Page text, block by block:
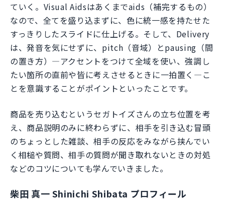
ていく。Visual Aidsはあくまでaids（補完するもの）
なので、全てを盛り込まずに、色に統一感を持たせた
すっきりしたスライドに仕上げる。そして、Delivery
は、発音を気にせずに、pitch（音域）とpausing（間
の置き方）―アクセントをつけて全域を使い、強調し
たい箇所の直前や皆に考えさせるときに一拍置く―こ
とを意識することがポイントといったことです。
商品を売り込むというセガトイズさんの立ち位置を考
え、商品説明のみに終わらずに、相手を引き込む冒頭
のちょっとした雑談、相手の反応をみながら挟んでい
く相槌や質問、相手の質問が聞き取れないときの対処
などのコツについても学んでいきました。
柴田 真一 Shinichi Shibata プロフィール